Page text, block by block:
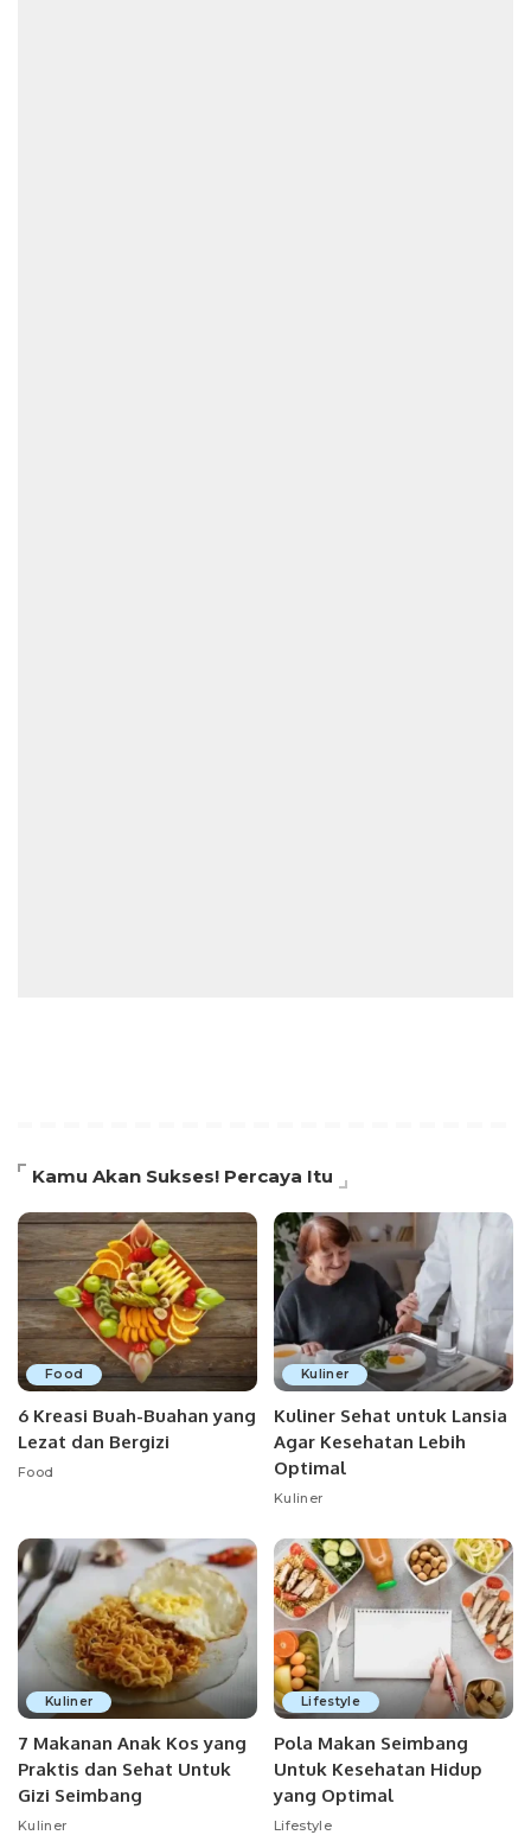
Kamu Akan Sukses! Percaya Itu
Food
6 Kreasi Buah-Buahan yang
Lezat dan Bergizi
Food
Kuliner
Kuliner Sehat untuk Lansia
Agar Kesehatan Lebih
Optimal
Kuliner
Kuliner
7 Makanan Anak Kos yang
Praktis dan Sehat Untuk
Gizi Seimbang
Kuliner
Lifestyle
Pola Makan Seimbang
Untuk Kesehatan Hidup
yang Optimal
Lifestyle